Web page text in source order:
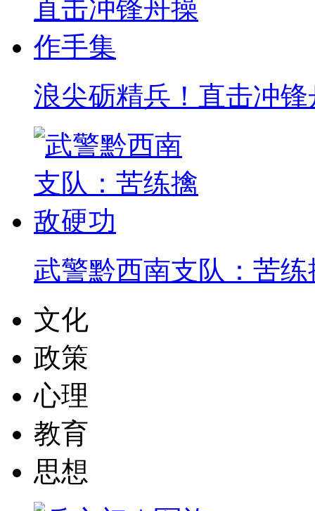
浪尖砺精兵！直击冲
武警黔西南支队：苦
文化
政策
心理
教育
思想